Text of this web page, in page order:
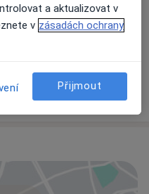
a aktualizovat v
v zásadách ochrany
Přijmout